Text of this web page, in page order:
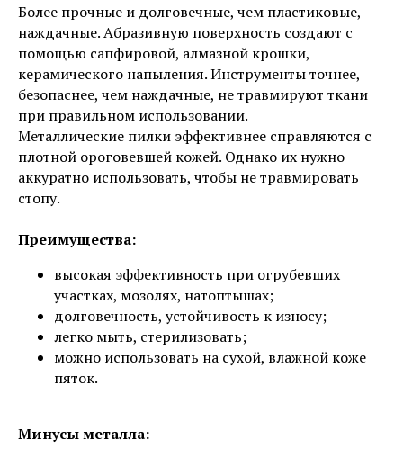
Более прочные и долговечные, чем пластиковые,
наждачные. Абразивную поверхность создают с
помощью сапфировой, алмазной крошки,
керамического напыления. Инструменты точнее,
безопаснее, чем наждачные, не травмируют ткани
при правильном использовании.
Металлические пилки эффективнее справляются с
плотной ороговевшей кожей. Однако их нужно
аккуратно использовать, чтобы не травмировать
стопу.
Преимущества:
высокая эффективность при огрубевших
участках, мозолях, натоптышах;
долговечность, устойчивость к износу;
легко мыть, стерилизовать;
можно использовать на сухой, влажной коже
пяток.
Минусы металла: